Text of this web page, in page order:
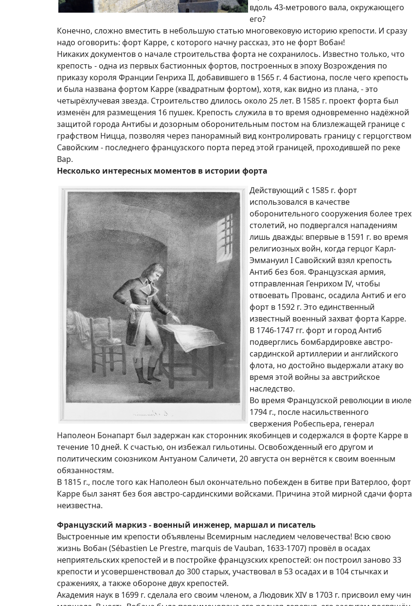
вдоль 43-метрового вала, окружающего
его?
Конечно, сложно вместить в небольшую статью многовековую историю крепости. И сразу
надо оговорить: форт Карре, с которого начну рассказ, это не форт Вобан!
Никаких документов о начале строительства форта не сохранилось. Известно только, что
крепость - одна из первых бастионных фортов, построенных в эпоху Возрождения по
приказу короля Франции Генриха II, добавившего в 1565 г. 4 бастиона, после чего крепость
и была названа фортом Карре (квадратным фортом), хотя, как видно из плана, - это
четырёхлучевая звезда. Строительство длилось около 25 лет. В 1585 г. проект форта был
изменён для размещения 16 пушек. Крепость служила в то время одновременно надёжной
защитой города Антибы и дозорным оборонительным постом на близлежащей границе с
графством Ницца, позволяя через панорамный вид контролировать границу с герцогством
Савойским - последнего французского порта перед этой границей, проходившей по реке
Вар.
Несколько интересных моментов в истории форта
Действующий с 1585 г. форт
использовался в качестве
оборонительного сооружения более трех
столетий, но подвергался нападениям
лишь дважды: впервые в 1591 г. во время
религиозных войн, когда герцог Карл-
Эммануил I Савойский взял крепость
Антиб без боя. Французская армия,
отправленная Генрихом IV, чтобы
отвоевать Прованс, осадила Антиб и его
форт в 1592 г. Это единственный
известный военный захват форта Карре.
В 1746-1747 гг. форт и город Антиб
подверглись бомбардировке австро-
сардинской артиллерии и английского
флота, но достойно выдержали атаку во
время этой войны за австрийское
наследство.
Во время Французской революции в июле
1794 г., после насильственного
свержения Робеспьера, генерал
Наполеон Бонапарт был задержан как сторонник якобинцев и содержался в форте Карре в
течение 10 дней. К счастью, он избежал гильотины. Освобожденный его другом и
политическим союзником Антуаном Саличети, 20 августа он вернётся к своим военным
обязанностям.
В 1815 г., после того как Наполеон был окончательно побежден в битве при Ватерлоо, форт
Карре был занят без боя австро-сардинскими войсками. Причина этой мирной сдачи форта
неизвестна.
Французский маркиз - военный инженер, маршал и писатель
Выстроенные им крепости объявлены Всемирным наследием человечества! Всю свою
жизнь Вобан (Sébastien Le Prestre, marquis de Vauban, 1633-1707) провёл в осадах
неприятельских крепостей и в постройке французских крепостей: он построил заново 33
крепости и усовершенствовал до 300 старых, участвовал в 53 осадах и в 104 стычках и
сражениях, а также обороне двух крепостей.
Академия наук в 1699 г. сделала его своим членом, а Людовик XIV в 1703 г. присвоил ему чин